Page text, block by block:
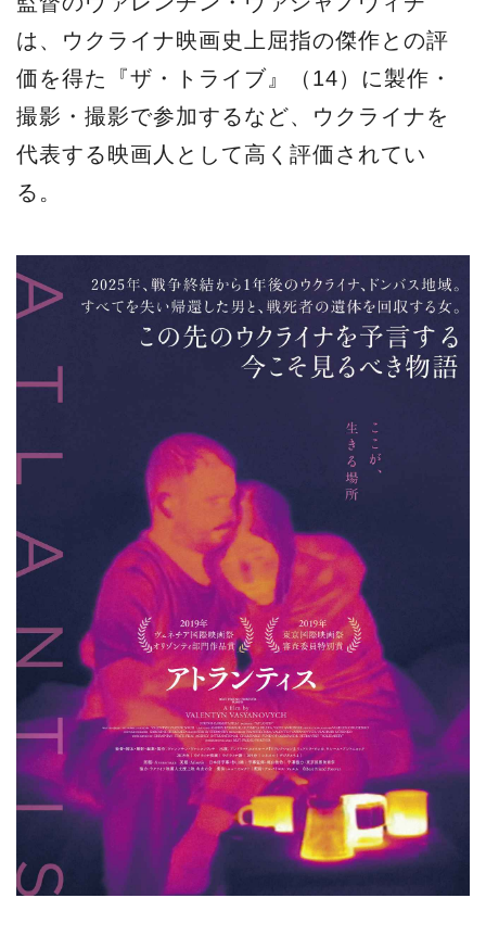
は、ウクライナ映画史上屈指の傑作との評
価を得た『ザ・トライブ』（14）に製作・
撮影・撮影で参加するなど、ウクライナを
代表する映画人として高く評価されてい
る。